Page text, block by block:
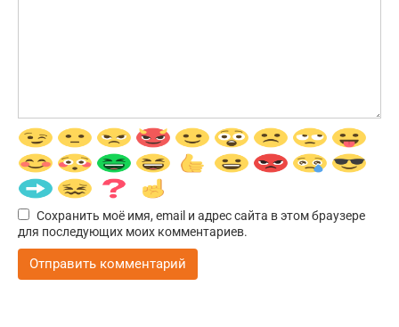
Сохранить моё имя, email и адрес сайта в этом браузере
для последующих моих комментариев.